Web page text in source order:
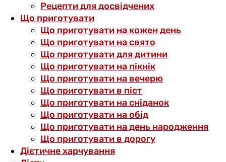
Рецепти для досвідчених
Що приготувати
Що приготувати на кожен день
Що приготувати на свято
Що приготувати для дитини
Що приготувати на пікнік
Що приготувати на вечерю
Що приготувати в піст
Що приготувати на сніданок
Що приготувати на обід
Що приготувати на день народження
Що приготувати в дорогу
Дієтичне харчування